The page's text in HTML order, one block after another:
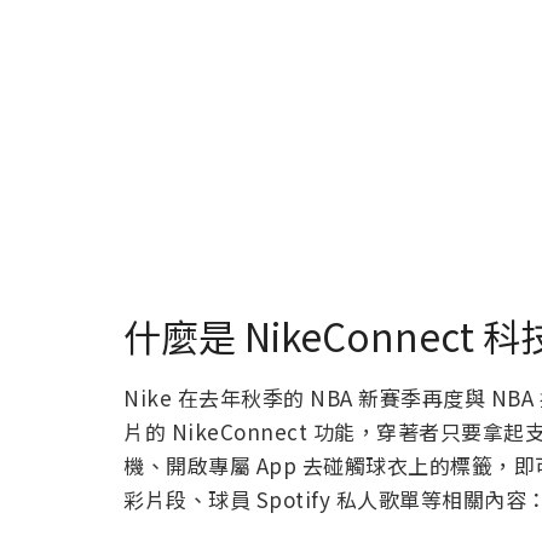
什麼是 NikeConnect 科
Nike 在去年秋季的 NBA 新賽季再度與
片的 NikeConnect 功能，穿著者只要拿起
機、開啟專屬 App 去碰觸球衣上的標籤，
彩片段、球員 Spotify 私人歌單等相關內容